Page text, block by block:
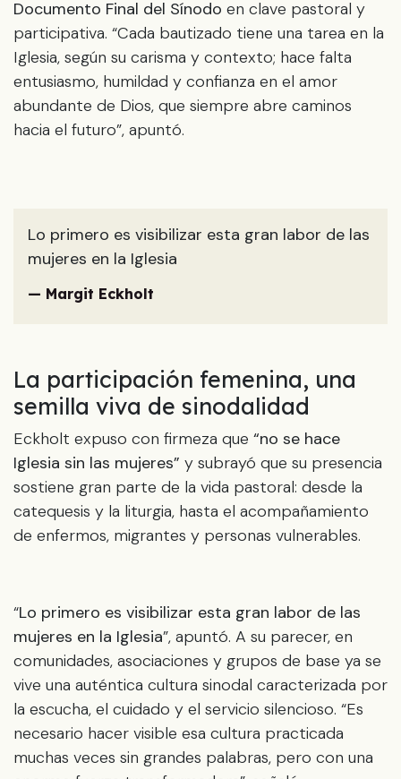
Documento Final del Sínodo en clave pastoral y
participativa. “Cada bautizado tiene una tarea en la
Iglesia, según su carisma y contexto; hace falta
entusiasmo, humildad y confianza en el amor
abundante de Dios, que siempre abre caminos
hacia el futuro”, apuntó.
Lo primero es visibilizar esta gran labor de las
mujeres en la Iglesia
— Margit Eckholt
La participación femenina, una
semilla viva de sinodalidad
Eckholt expuso con firmeza que “no se hace
Iglesia sin las mujeres” y subrayó que su presencia
sostiene gran parte de la vida pastoral: desde la
catequesis y la liturgia, hasta el acompañamiento
de enfermos, migrantes y personas vulnerables.
“Lo primero es visibilizar esta gran labor de las
mujeres en la Iglesia”, apuntó. A su parecer, en
comunidades, asociaciones y grupos de base ya se
vive una auténtica cultura sinodal caracterizada por
la escucha, el cuidado y el servicio silencioso. “Es
necesario hacer visible esa cultura practicada
muchas veces sin grandes palabras, pero con una